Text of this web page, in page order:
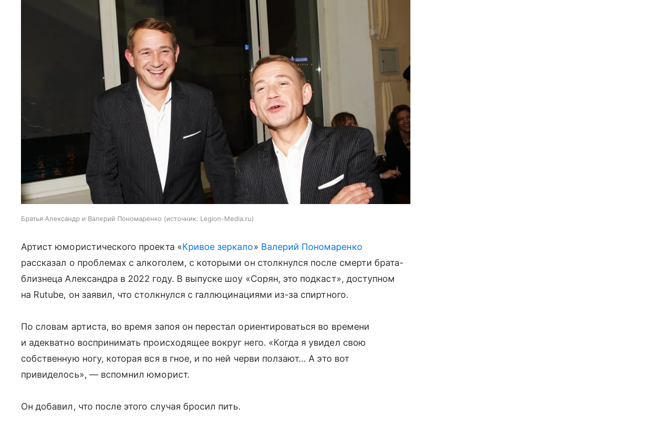
Братья Александр и Валерий Пономаренко источник: Legion-Media.ru
Артист юмористического проекта «Кривое зеркало» Валерий Пономаренко
рассказал о проблемах с алкоголем, с которыми он столкнулся после смерти брата-
близнеца Александра в 2022 году. В выпуске шоу «Сорян, это подкаст», доступном
на Rutube, он заявил, что столкнулся с галлюцинациями из-за спиртного.
По словам артиста, во время запоя он перестал ориентироваться во времени
и адекватно воспринимать происходящее вокруг него. «Когда я увидел свою
собственную ногу, которая вся в гное, и по ней черви ползают… А это вот
привиделось», — вспомнил юморист.
Он добавил, что после этого случая бросил пить.